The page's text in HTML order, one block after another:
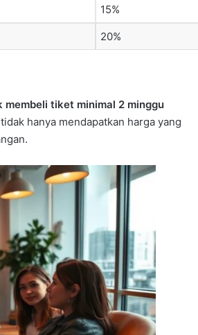
15%
20%
membeli tiket minimal 2 minggu
hanya mendapatkan harga yang